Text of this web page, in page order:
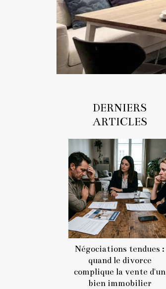
DERNIERS
ARTICLES
Négociations tendues :
quand le divorce
complique la vente d'un
bien immobilier